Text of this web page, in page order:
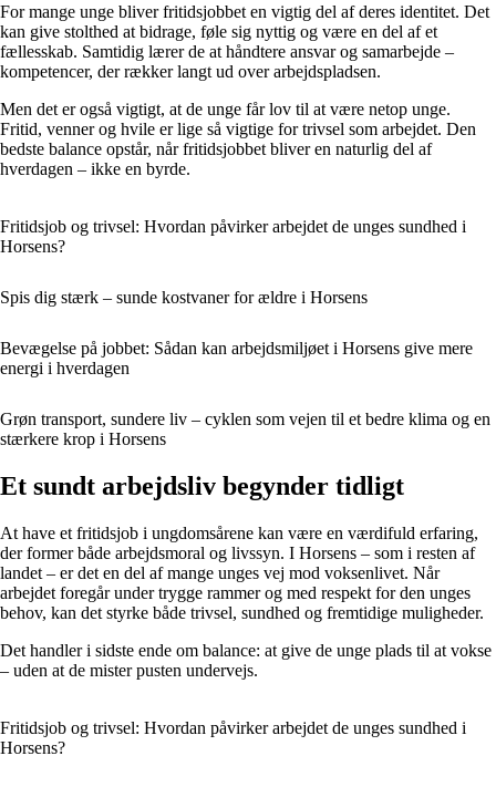
For mange unge bliver fritidsjobbet en vigtig del af deres identitet. Det
kan give stolthed at bidrage, føle sig nyttig og være en del af et
fællesskab. Samtidig lærer de at håndtere ansvar og samarbejde –
kompetencer, der rækker langt ud over arbejdspladsen.
Men det er også vigtigt, at de unge får lov til at være netop unge.
Fritid, venner og hvile er lige så vigtige for trivsel som arbejdet. Den
bedste balance opstår, når fritidsjobbet bliver en naturlig del af
hverdagen – ikke en byrde.
Fritidsjob og trivsel: Hvordan påvirker arbejdet de unges sundhed i
Horsens?
Spis dig stærk – sunde kostvaner for ældre i Horsens
Bevægelse på jobbet: Sådan kan arbejdsmiljøet i Horsens give mere
energi i hverdagen
Grøn transport, sundere liv – cyklen som vejen til et bedre klima og en
stærkere krop i Horsens
Et sundt arbejdsliv begynder tidligt
At have et fritidsjob i ungdomsårene kan være en værdifuld erfaring,
der former både arbejdsmoral og livssyn. I Horsens – som i resten af
landet – er det en del af mange unges vej mod voksenlivet. Når
arbejdet foregår under trygge rammer og med respekt for den unges
behov, kan det styrke både trivsel, sundhed og fremtidige muligheder.
Det handler i sidste ende om balance: at give de unge plads til at vokse
– uden at de mister pusten undervejs.
Fritidsjob og trivsel: Hvordan påvirker arbejdet de unges sundhed i
Horsens?